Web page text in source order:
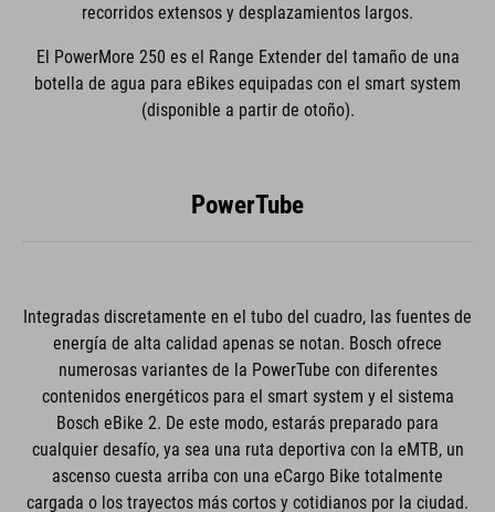
recorridos extensos y desplazamientos largos.
El PowerMore 250 es el Range Extender del tamaño de una
botella de agua para eBikes equipadas con el smart system
(disponible a partir de otoño).
PowerTube
Integradas discretamente en el tubo del cuadro, las fuentes de
energía de alta calidad apenas se notan. Bosch ofrece
numerosas variantes de la PowerTube con diferentes
contenidos energéticos para el smart system y el sistema
Bosch eBike 2. De este modo, estarás preparado para
cualquier desafío, ya sea una ruta deportiva con la eMTB, un
ascenso cuesta arriba con una eCargo Bike totalmente
cargada o los trayectos más cortos y cotidianos por la ciudad.